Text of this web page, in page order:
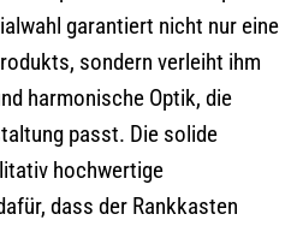
garantiert nicht nur eine
sondern verleiht ihm
harmonische Optik, die
passt. Die solide
hochwertige
dass der Rankkasten